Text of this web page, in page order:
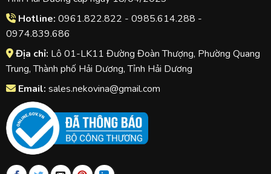
Hotline: 0961.822.822 - 0985.614.288 -
0974.839.686
Địa chỉ: Lô 01-LK11 Đường Đoàn Thượng, Phường Quang
Trung, Thành phố Hải Dương, Tỉnh Hải Dương
Email: sales.nekovina@gmail.com